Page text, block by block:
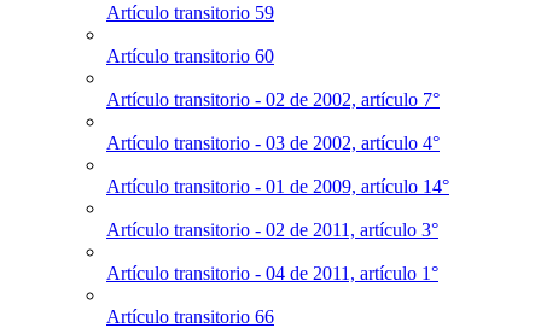
Artículo transitorio 59
Artículo transitorio 60
Artículo transitorio - 02 de 2002, artículo 7°
Artículo transitorio - 03 de 2002, artículo 4°
Artículo transitorio - 01 de 2009, artículo 14°
Artículo transitorio - 02 de 2011, artículo 3°
Artículo transitorio - 04 de 2011, artículo 1°
Artículo transitorio 66